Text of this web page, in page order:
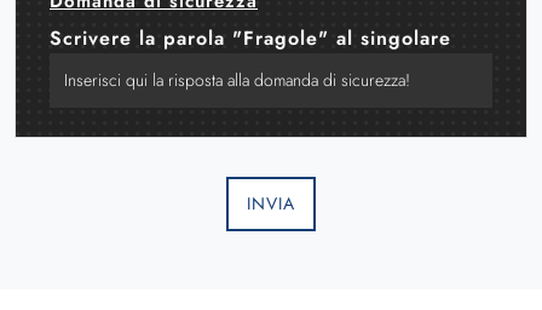
Scrivere la parola "Fragole" al singolare
INVIA